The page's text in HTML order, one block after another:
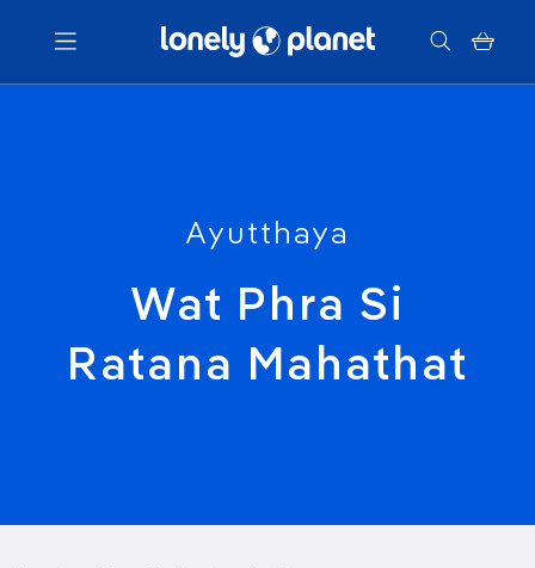
Menu
Ayutthaya
Wat Phra Si
Ratana Mahathat